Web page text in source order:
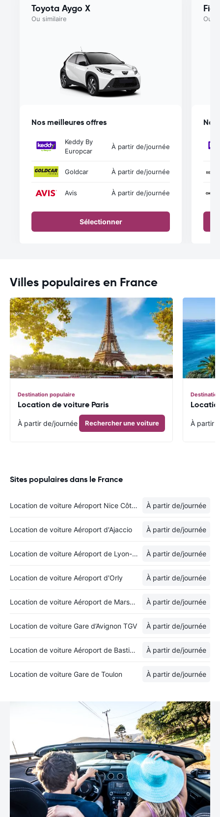
Toyota Aygo X
Ou similaire
Nos meilleures offres
Keddy By
Europcar
À partir de/journée
Goldcar À partir de/journée
Avis À partir de/journée
Sélectionner
Ou
Nos
Villes populaires en France
Destination populaire
Location de voiture Paris
À partir de/journée Rechercher une voiture À partir
Sites populaires dans le France
Location de voiture Aéroport Nice Côte d'Azur À partir de/journée
Location de voiture Aéroport d'Ajaccio À partir de/journée
Location de voiture Aéroport de Lyon-Saint Exupéry À partir de/journée
Location de voiture Aéroport d'Orly À partir de/journée
Location de voiture Aéroport de Marseille Provence À partir de/journée
Location de voiture Gare d’Avignon TGV À partir de/journée
Location de voiture Aéroport de Bastia-Poretta À partir de/journée
Location de voiture Gare de Toulon À partir de/journée